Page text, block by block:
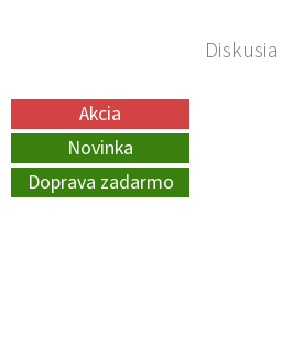
Diskusia
Akcia
Novinka
Doprava zadarmo